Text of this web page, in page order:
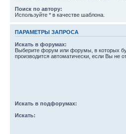
Поиск по автору:
Используйте * в качестве шаблона.
ПАРАМЕТРЫ ЗАПРОСА
Искать в форумах:
Выберите форум или форумы, в которых
производится автоматически, если Вы не
Искать в подфорумах:
Искать: